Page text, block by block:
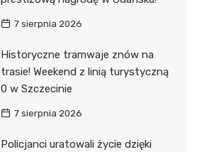
7 sierpnia 2026
Historyczne tramwaje znów na
trasie! Weekend z linią turystyczną
0 w Szczecinie
7 sierpnia 2026
Policjanci uratowali życie dzięki